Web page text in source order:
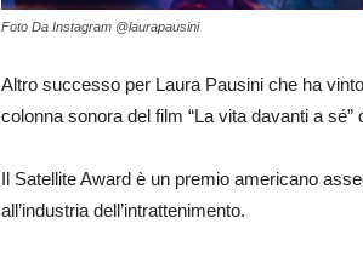
Foto Da Instagram @laurapausini
Altro successo per Laura Pausini che ha
colonna sonora del film “La vita davanti a
Il Satellite Award è un premio americano
all’industria dell’intrattenimento.